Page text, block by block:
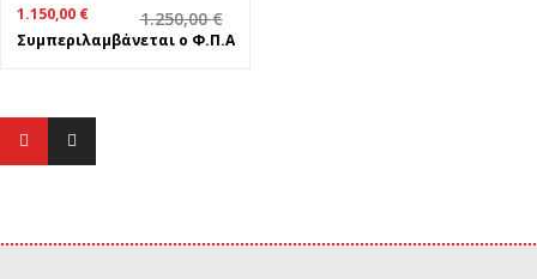
1.250,00€
Original
price
was:
1.150,00 €
τρέχουσα
τιμή
Συμπεριλαμβάνεται ο Φ.Π.Α